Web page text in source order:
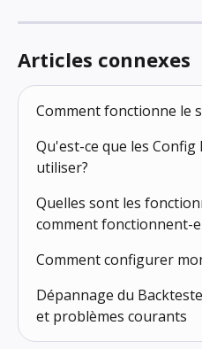
Articles connexes
Comment fonctionne le
Qu'est-ce que les
utiliser?
Quelles sont les
comment fonctionnent-
Comment configurer
Dépannage du
et problèmes courants